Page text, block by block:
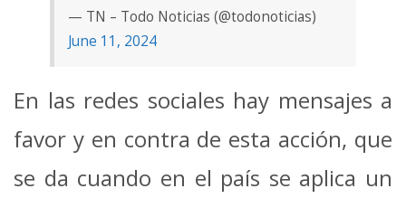
— TN – Todo Noticias (@todonoticias)
June 11, 2024
En las redes sociales hay mensajes a
favor y en contra de esta acción, que
se da cuando en el país se aplica un